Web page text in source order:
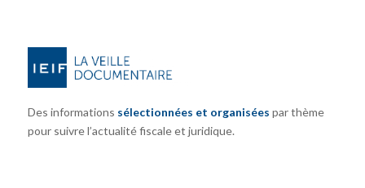
Des informations sélectionnées et organisées par thème
pour suivre l’actualité fiscale et juridique.